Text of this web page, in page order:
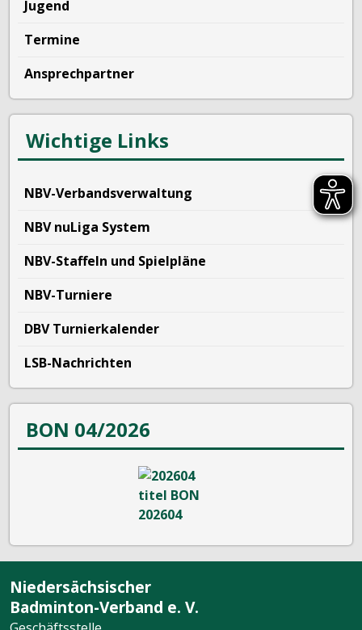
Jugend
Termine
Ansprechpartner
Wichtige Links
NBV-Verbandsverwaltung
NBV nuLiga System
NBV-Staffeln und Spielpläne
NBV-Turniere
DBV Turnierkalender
LSB-Nachrichten
BON 04/2026
Niedersächsischer
Badminton-Verband e. V.